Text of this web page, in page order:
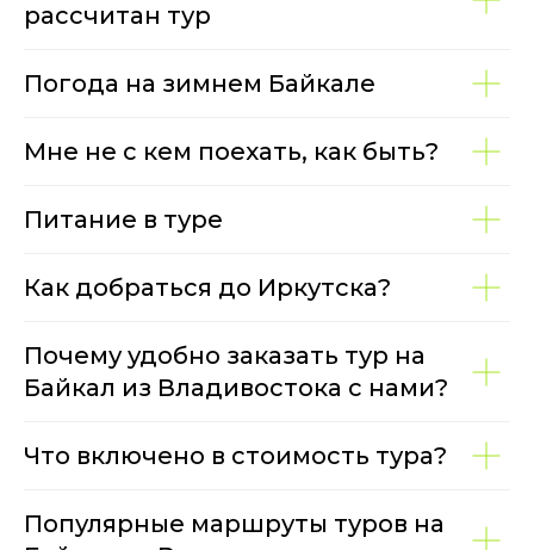
рассчитан тур
Погода на зимнем Байкале
Мне не с кем поехать, как быть?
Питание в туре
Как добраться до Иркутска?
Почему удобно заказать тур на
Байкал из Владивостока с нами?
Что включено в стоимость тура?
Популярные маршруты туров на